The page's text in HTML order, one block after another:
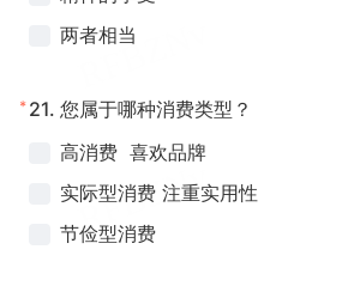
两者相当
* 21. 您属于哪种消费类型？
高消费 喜欢品牌
实际型消费 注重实用性
节俭型消费